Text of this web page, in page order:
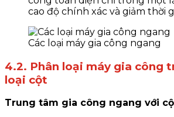
cao độ chính xác và giảm thời
Các loại máy gia công ngang
4.2. Phân loại máy gia công
loại cột
Trung tâm gia công ngang với